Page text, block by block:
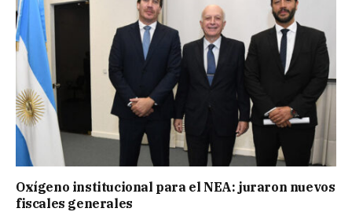
Oxígeno institucional para el NEA: juraron nuevos
fiscales generales